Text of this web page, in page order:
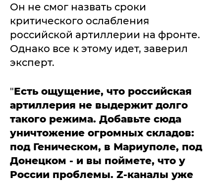
Он не смог назвать сроки
критического ослабления
российской артиллерии на фронте.
Однако все к этому идет, заверил
эксперт.
"Есть ощущение, что российская
артиллерия не выдержит долго
такого режима. Добавьте сюда
уничтожение огромных складов:
под Геническом, в Мариуполе, под
Донецком - и вы поймете, что у
России проблемы. Z-каналы уже